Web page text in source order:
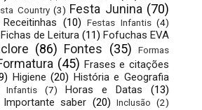
Country (3) Festa Junina (70)
(10) Festas Infantis (4)
Fichas de Leitura (11) Fofuchas EVA
(86) Fontes (35)
Formas
(45) Frases e citações
Higiene (20) História e Geografia
Infantis (7) Horas e Datas
(13)
Importante saber (20) Inclusão (2)